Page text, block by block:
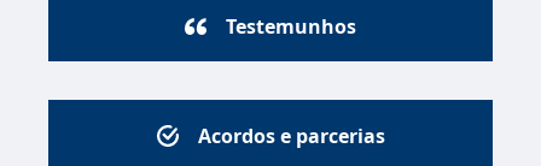
Testemunhos
Acordos e parcerias